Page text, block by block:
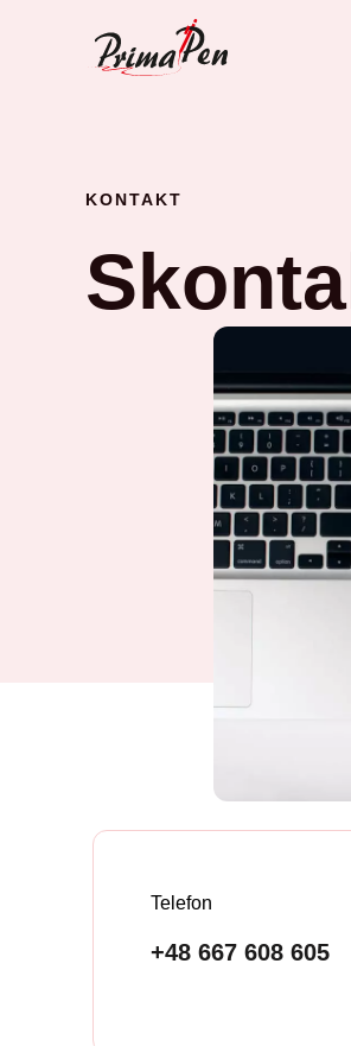
KONTAKT
Telefon
+48 667 608 605